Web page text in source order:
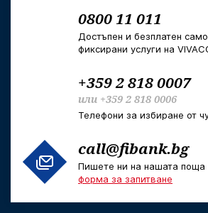
0800 11 011
Достъпен и безплатен
фиксирани услуги на
+359 2 818 0007
или +359 2 818 0006
Телефони за избиране от
call@fibank.bg
Пишете ни на нашата поща
форма за запитване